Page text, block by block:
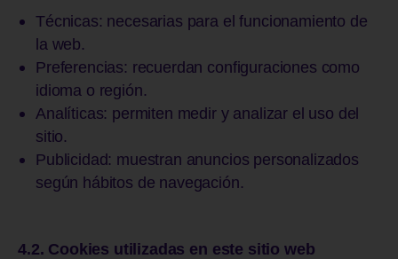
Técnicas: necesarias para el funcionamiento de
la web.
Preferencias: recuerdan configuraciones como
idioma o región.
Analíticas: permiten medir y analizar el uso del
sitio.
Publicidad: muestran anuncios personalizados
según hábitos de navegación.
4.2. Cookies utilizadas en este sitio web